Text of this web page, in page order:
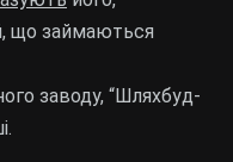
що займаються
заводу, “Шляхбуд-